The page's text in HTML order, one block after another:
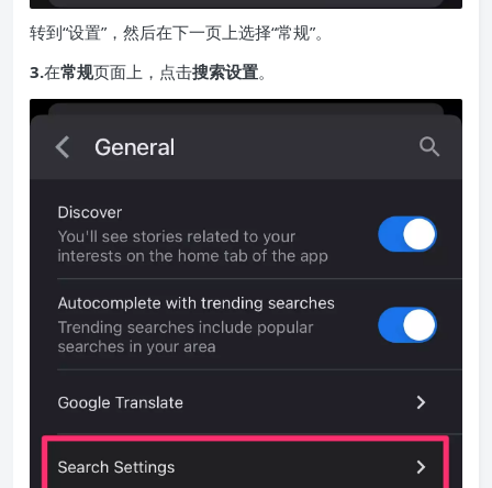
转到“设置”，然后在下一页上选择“常规”。
3.在常规页面上，点击搜索设置。